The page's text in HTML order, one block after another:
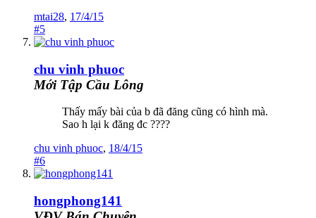
mtai28, 17/4/15
#5
chu vinh phuoc
Mới Tập Cầu Lông
Thấy mấy bài của b đã đăng cũng có hình mà.
Sao h lại k đăng đc ????
chu vinh phuoc, 18/4/15
#6
hongphong141